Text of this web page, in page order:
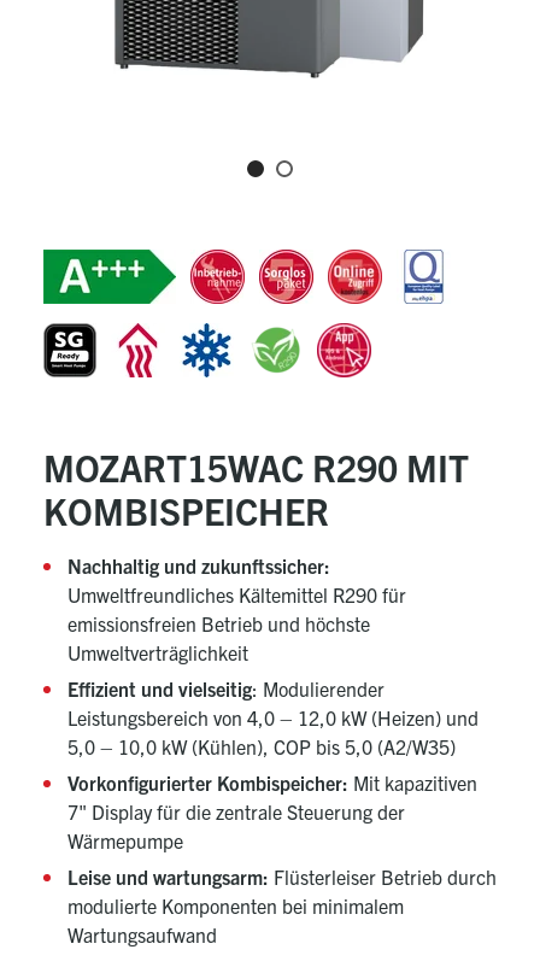
MOZART15WAC R290 MIT
KOMBISPEICHER
Nachhaltig und zukunftssicher:
Umweltfreundliches Kältemittel R290 für
emissionsfreien Betrieb und höchste
Umweltverträglichkeit
Effizient und vielseitig: Modulierender
Leistungsbereich von 4,0 – 12,0 kW (Heizen) und
5,0 – 10,0 kW (Kühlen), COP bis 5,0 (A2/W35)
Vorkonfigurierter Kombispeicher: Mit kapazitiven
7" Display für die zentrale Steuerung der
Wärmepumpe
Leise und wartungsarm: Flüsterleiser Betrieb durch
modulierte Komponenten bei minimalem
Wartungsaufwand